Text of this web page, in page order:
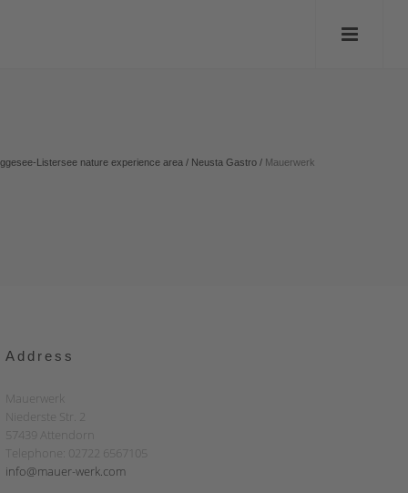
Listersee nature experience area / Neusta Gastro / Mauerwerk
Address
Mauerwerk
Niederste Str. 2
57439 Attendorn
Telephone: 02722 6567105
info@mauer-werk.com